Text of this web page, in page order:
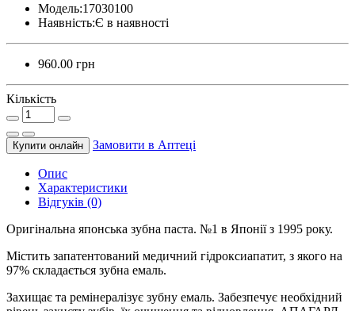
Модель:17030100
Наявність:Є в наявності
960.00 грн
Кількість
Купити онлайн Замовити в Аптецi
Опис
Характеристики
Відгуків (0)
Оригінальна японська зубна паста. №1 в Японії з 1995 року.
Містить запатентований медичний гідроксиапатит, з якого на
97% складається зубна емаль.
Захищає та ремінералізує зубну емаль. Забезпечує необхідний